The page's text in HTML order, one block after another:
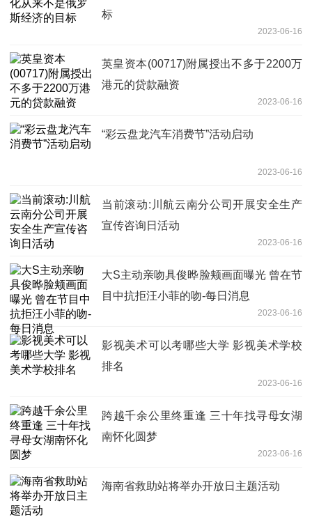
标
2023-06-16
英皇资本(00717)附属授出不多于2200万
港元的贷款融资
2023-06-16
“彩云盘龙汽车消费节”活动启动
2023-06-16
当前滚动:川航云南分公司开展安全生产
宣传咨询日活动
2023-06-16
大S主动亲吻具俊晔脸颊画面曝光 曾在节
目中抗拒汪小菲的吻-每日消息
2023-06-16
影视美术可以考哪些大学 影视美术学校
排名
2023-06-16
跨越千余公里终重逢 三十年找寻母女湖
南怀化圆梦
2023-06-16
海南省救助站将举办开放日主题活动